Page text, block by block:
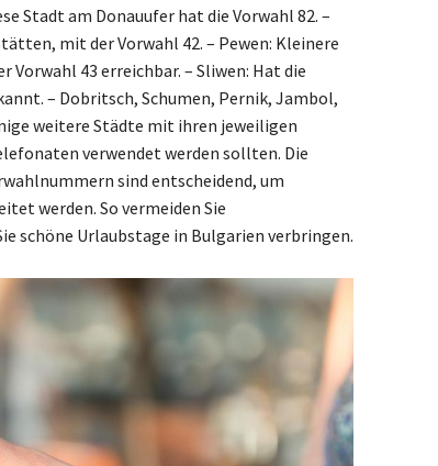
Stadt am Donauufer hat die Vorwahl 82. –
mit der Vorwahl 42. – Pewen: Kleinere
Vorwahl 43 erreichbar. – Sliwen: Hat die
– Dobritsch, Schumen, Pernik, Jambol,
weitere Städte mit ihren jeweiligen
verwendet werden sollten. Die
sind entscheidend, um
werden. So vermeiden Sie
schöne Urlaubstage in Bulgarien verbringen.